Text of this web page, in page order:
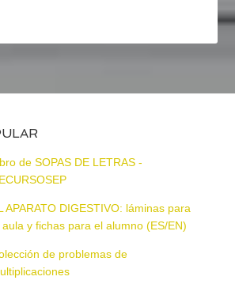
de SOPAS DE LETRAS -
APARATO DIGESTIVO: láminas para
aula y fichas para el alumno (ES/EN)
de problemas de